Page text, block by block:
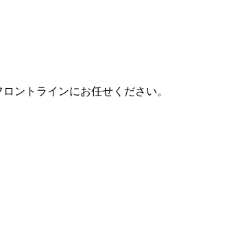
ントラインにお任せください。